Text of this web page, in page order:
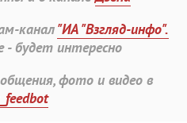
канал"ИА "Взгляд-инфо".
- будет интересно
фото и видео в